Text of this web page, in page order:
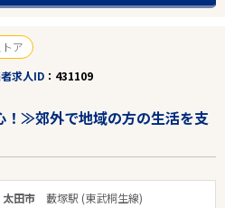
ア
求人ID 431109
！≫郊外で地域の方の生活を支
太田市藪塚駅 (東武桐生線)